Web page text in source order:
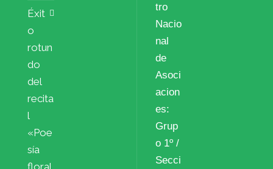
Éxit
o
rotun
do
del
recita
l
«Poe
sía
floral
tro
Nacio
nal
de
Asoci
acion
es:
Grup
o 1º /
Secci